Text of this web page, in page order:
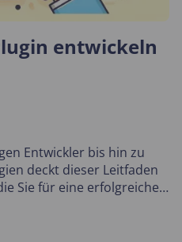
entwickeln
Entwickler bis hin zu
deckt dieser Leitfaden
Sie für eine erfolgreiche